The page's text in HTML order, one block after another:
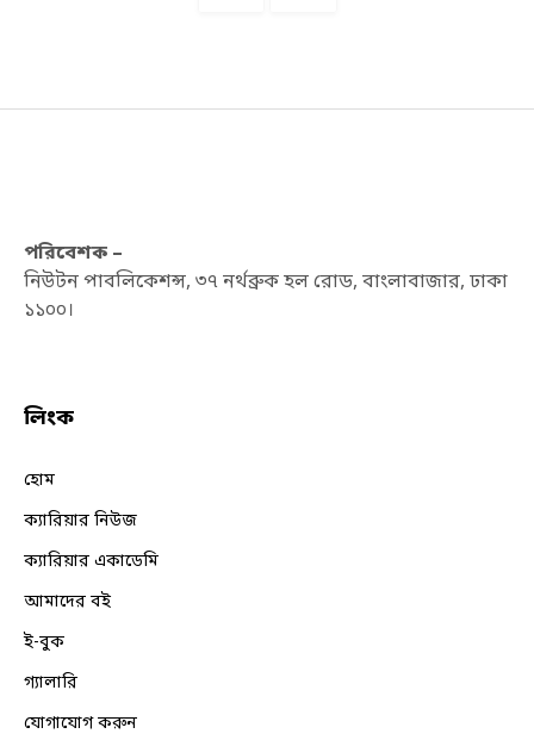
পরিবেশক –
নিউটন পাবলিকেশন্স, ৩৭ নর্থব্রুক হল রোড, বাংলাবাজার, ঢাকা
১১০০।
লিংক
হোম
ক্যারিয়ার নিউজ
ক্যারিয়ার একাডেমি
আমাদের বই
ই-বুক
গ্যালারি
যোগাযোগ করুন